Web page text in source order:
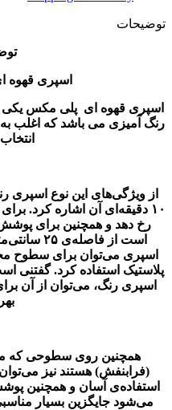
توضیحات
اسپری
اسپری قهوه ای پلی مکس یکی
رنگ آمیزی می باشد که اغلب
از ویژگی‌‌های این نوع
۱۰ دقیقه‌ای آن اشاره کرد.
رخ دهد و همچنین برای
است از
اسپری می‌توان برای سطوح
پلاستیک استفاده کرد. گفتنی
اسپری رنگ، می‌توان از آن
(فرابنفش) هستند نیز
استفاده‌ی آسان و همچنین
می‌شود جایگزین بسیار